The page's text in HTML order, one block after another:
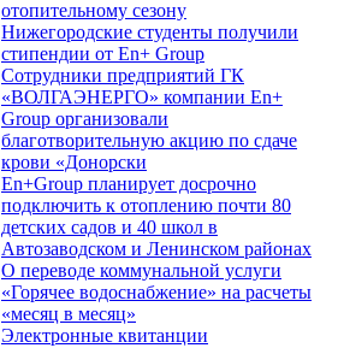
отопительному сезону
Нижегородские студенты получили
стипендии от En+ Group
Сотрудники предприятий ГК
«ВОЛГАЭНЕРГО» компании En+
Group организовали
благотворительную акцию по сдаче
крови «Донорски
En+Group планирует досрочно
подключить к отоплению почти 80
детских садов и 40 школ в
Автозаводском и Ленинском районах
О переводе коммунальной услуги
«Горячее водоснабжение» на расчеты
«месяц в месяц»
Электронные квитанции